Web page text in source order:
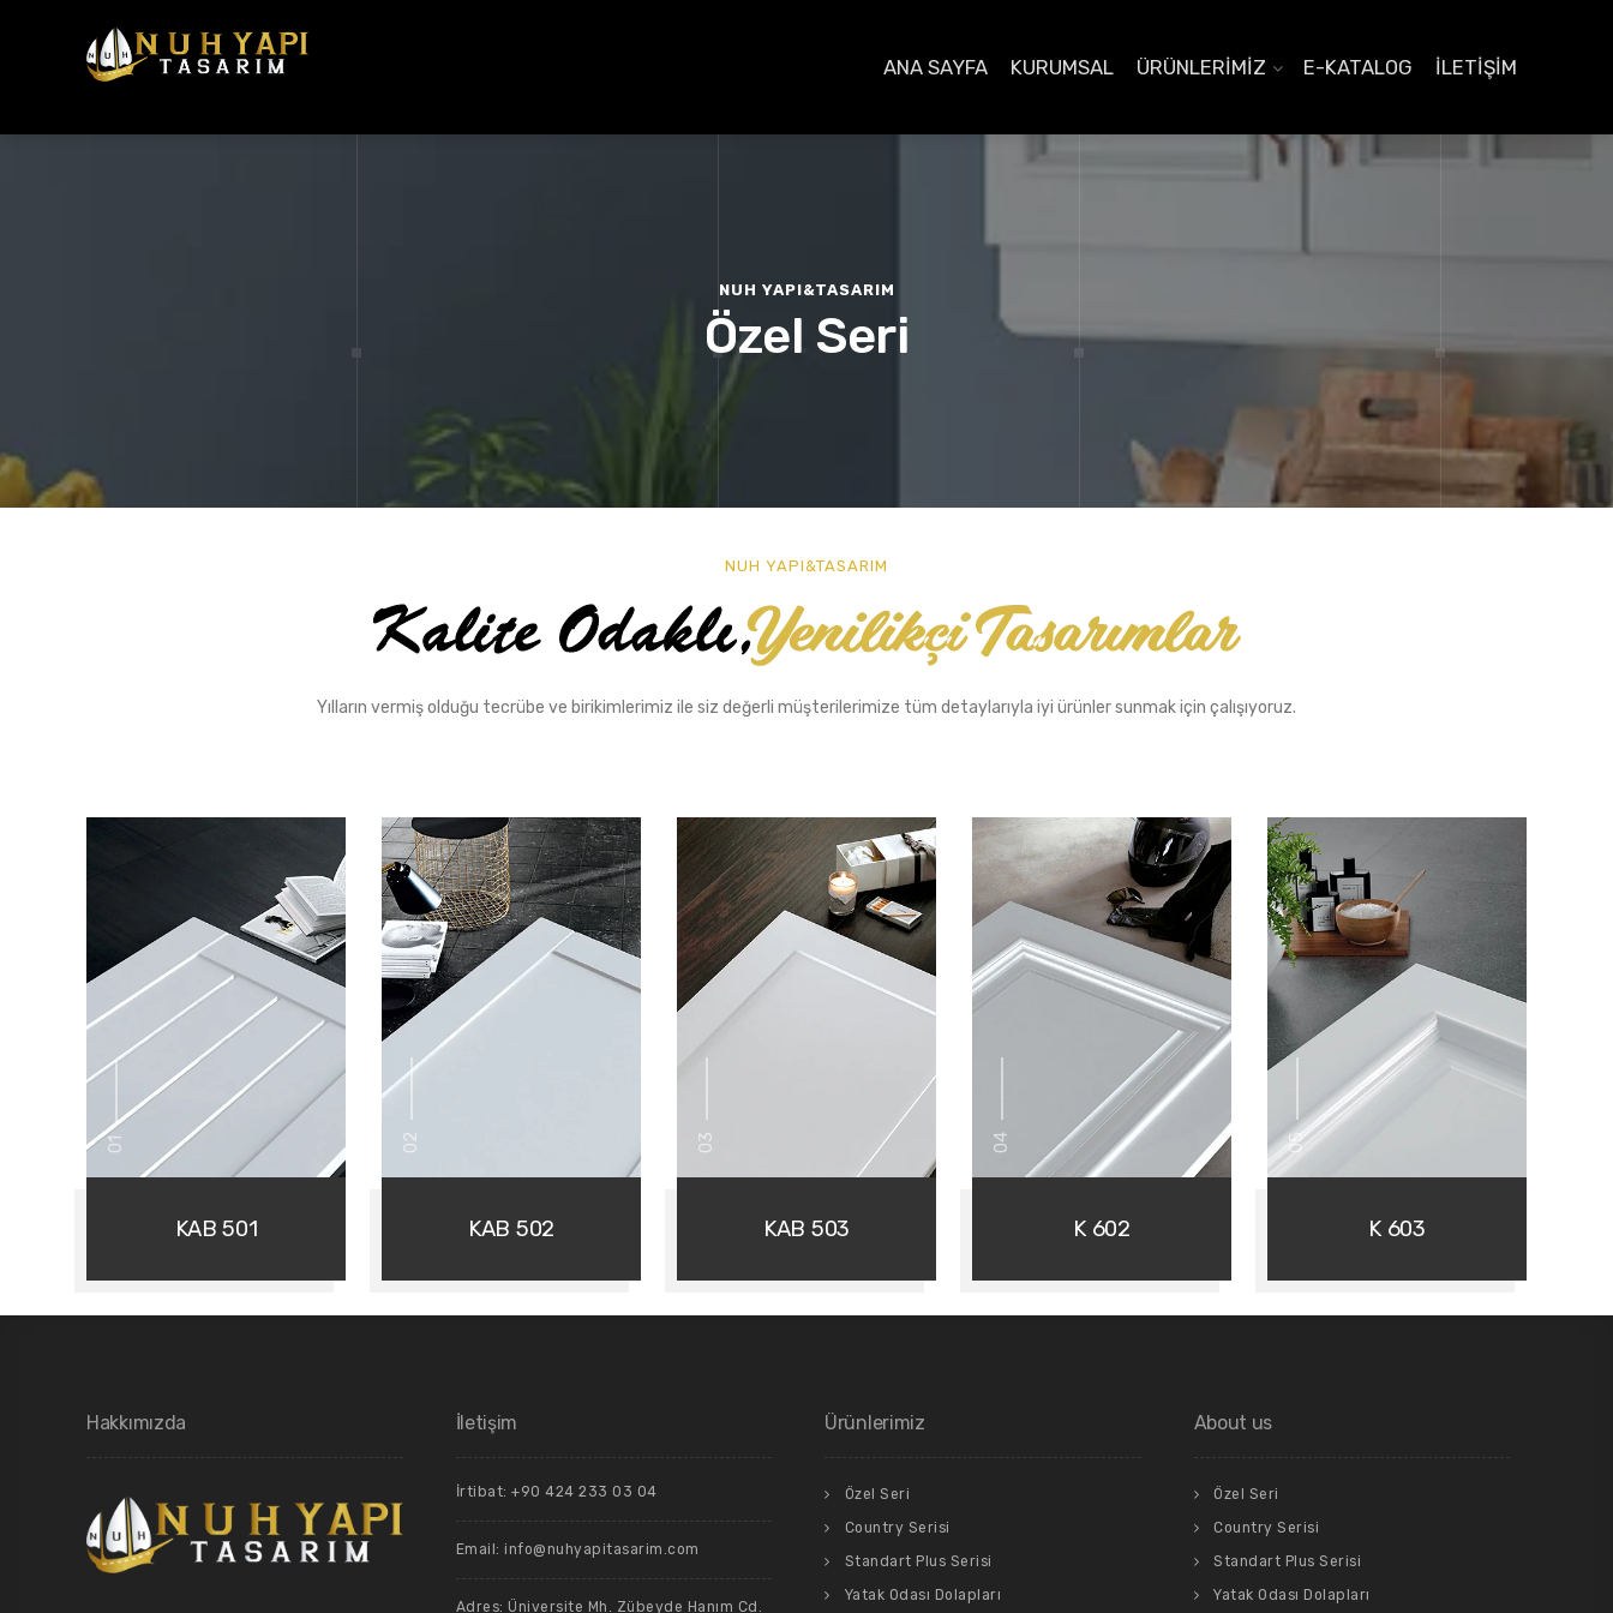
ANA SAYFA KURUMSAL ÜRÜNLERIMIZ E-KATALOG İLETIŞIM
NUH YAPI&TASARIM
Özel Seri
NUH YAPI&TASARIM
Yılların vermiş olduğu tecrübe ve birikimlerimiz ile siz değerli müşterilerimize tüm detaylarıyla iyi ürünler sunmak için çalışıyoruz.
01
KAB 501
02
KAB 502
03
KAB 503
04
K 602
05
K 603
Hakkımızda İletişim
İrtibat: +90 424 233 03 04
Email: info@nuhyapitasarim.com
Adres: Üniversite Mh. Zübeyde Hanım Cd.
Ürünlerimiz
Özel Seri
Country Serisi
Standart Plus Serisi
Yatak Odası Dolapları
About us
Özel Seri
Country Serisi
Standart Plus Serisi
Yatak Odası Dolapları